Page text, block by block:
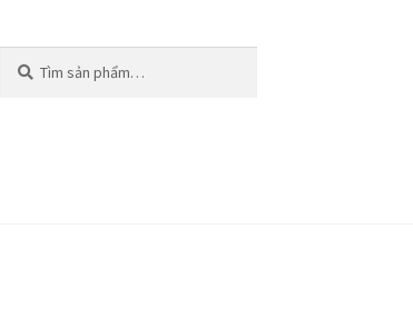
kiếm:
kiếm